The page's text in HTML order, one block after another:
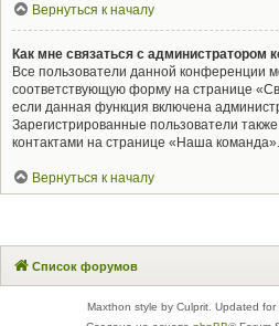
Вернуться к началу
Как мне связаться с администратором
Все пользователи данной конференции
соответствующую форму на странице
если данная функция включена
Зарегистрированные пользователи также
контактами на странице «Наша команда».
Вернуться к началу
Список форумов
Maxthon style by Culprit. Updated